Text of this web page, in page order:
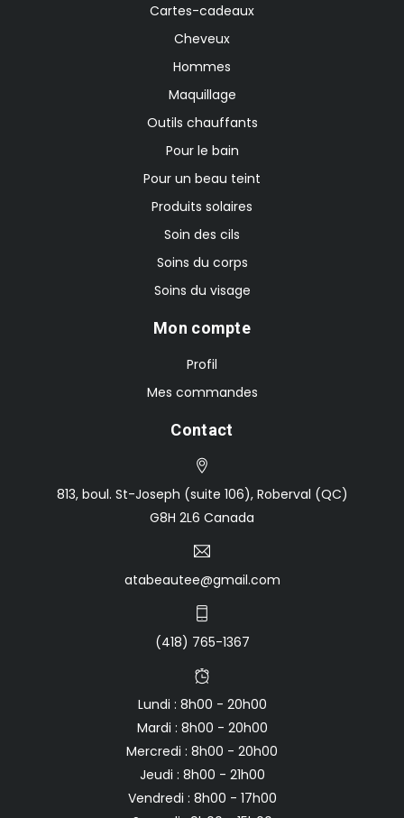
Cartes-cadeaux
Cheveux
Hommes
Maquillage
Outils chauffants
Pour le bain
Pour un beau teint
Produits solaires
Soin des cils
Soins du corps
Soins du visage
Mon compte
Profil
Mes commandes
Contact
813, boul. St-Joseph (suite 106), Roberval (QC)
G8H 2L6 Canada
atabeautee@gmail.com
(418) 765-1367
Lundi : 8h00 - 20h00
Mardi : 8h00 - 20h00
Mercredi : 8h00 - 20h00
Jeudi : 8h00 - 21h00
Vendredi : 8h00 - 17h00